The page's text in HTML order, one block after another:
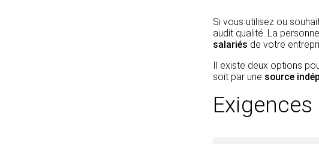
Si vous utilisez ou
audit qualité. La
salariés de votre
Il existe deux options
soit par une source